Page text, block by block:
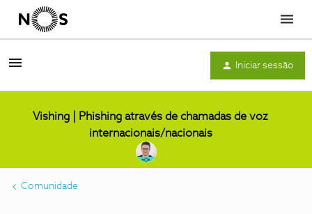
Menu
Iniciar sessão
Vishing | Phishing através de chamadas de voz
internacionais/nacionais
Comunidade